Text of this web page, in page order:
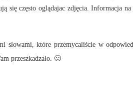
się często oglądajac zdjęcia. Informacja
słowami, które przemycaliście w
przeszkadzało. 🙂